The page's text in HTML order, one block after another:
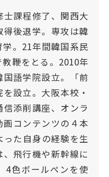
課程修了、関西大
後退学。専攻は韓
。21年間韓国系民
鞭をとる。2010年
語学院設立。「前
設立。大阪本校・
添削講座、オンラ
コンテンツの４本
た自身の経験を生
飛行機や新幹線に
4色ボールペンを使